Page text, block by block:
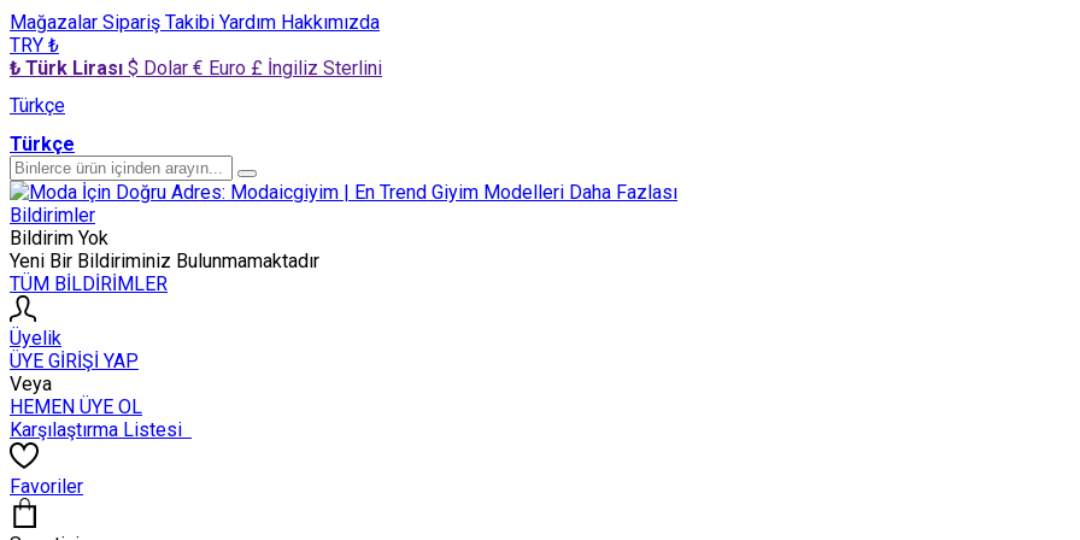
Mağazalar Sipariş Takibi Yardım Hakkımızda
TRY ₺
₺ Türk Lirası $ Dolar € Euro £ İngiliz Sterlini
Türkçe
Türkçe
Bildirimler
Bildirim Yok
Yeni Bir Bildiriminiz Bulunmamaktadır
TÜM BİLDİRİMLER
Üyelik
ÜYE GİRİŞİ YAP
Veya
HEMEN ÜYE OL
Karşılaştırma Listesi
Favoriler